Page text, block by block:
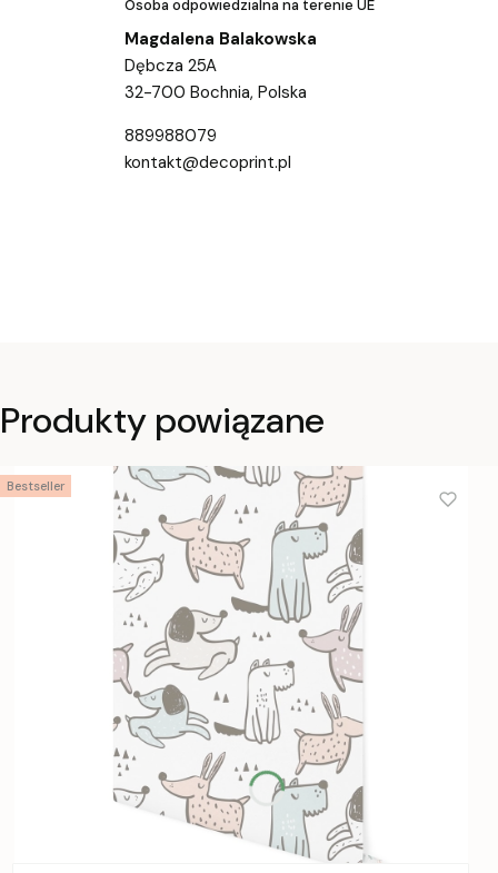
Osoba odpowiedzialna na terenie UE
Magdalena Balakowska
Dębcza 25A
32-700 Bochnia, Polska
889988079
kontakt@decoprint.pl
Produkty powiązane
Bestseller